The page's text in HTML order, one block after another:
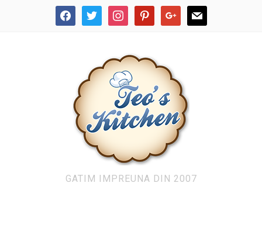
facebooktwitter instagrampinterestgoogle mail
GATIM IMPREUNA DIN 2007